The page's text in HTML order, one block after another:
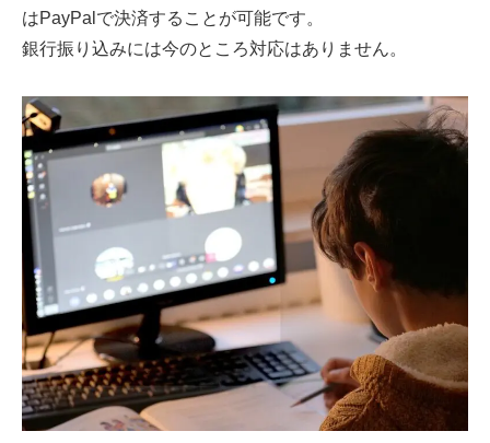
はPayPalで決済することが可能です。
銀行振り込みには今のところ対応はありません。